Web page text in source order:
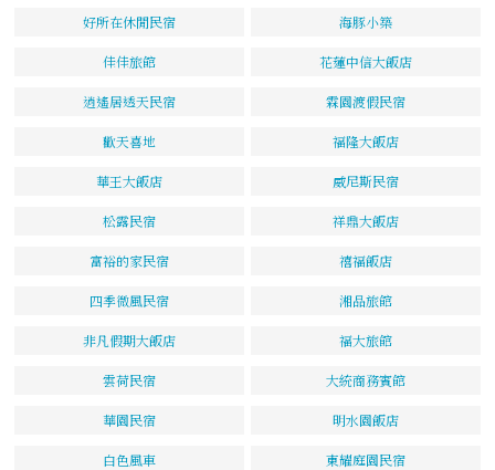
好所在休閒民宿 海豚小築
佳佳旅館 花蓮中信大飯店
逍遙居透天民宿 霖園渡假民宿
歡天喜地 福隆大飯店
華王大飯店 威尼斯民宿
松露民宿 祥鼎大飯店
富裕的家民宿 禧福飯店
四季微風民宿 湘品旅館
非凡假期大飯店 福大旅館
雲荷民宿 大統商務賓館
華園民宿 明水園飯店
白色風車 東耀庭園民宿